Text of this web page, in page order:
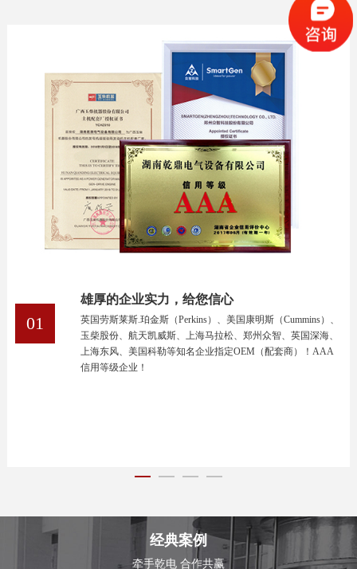
01
雄厚的企业实力，给您信心
英国劳斯莱斯.珀金斯（Perkins）、美国康明斯（Cummins）、
玉柴股份、航天凯威斯、上海马拉松、郑州众智、英国深海、
上海东风、美国科勒等知名企业指定OEM（配套商）！AAA
信用等级企业！
经典案例
牵手乾电 合作共赢